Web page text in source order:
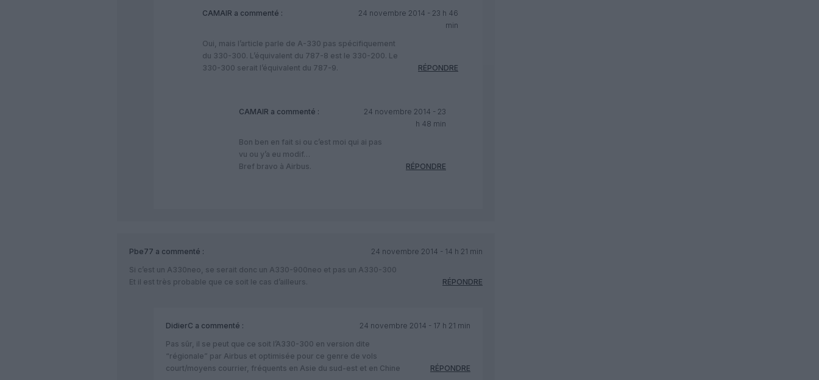
CAMAIR a commenté :
24 novembre 2014 - 23 h 46
min
Oui, mais l’article parle de A-330 pas spécifiquement
du 330-300. L’équivalent du 787-8 est le 330-200. Le
330-300 serait l’équivalent du 787-9.
RÉPONDRE
CAMAIR a commenté :
24 novembre 2014 - 23
h 48 min
Bon ben en fait si ou c’est moi qui ai pas
vu ou y’a eu modif…
Bref bravo à Airbus.
RÉPONDRE
Pbe77 a commenté :
24 novembre 2014 - 14 h 21 min
Si c’est un A330neo, se serait donc un A330-900neo et pas un A330-300
Et il est très probable que ce soit le cas d’ailleurs.
RÉPONDRE
DidierC a commenté :
24 novembre 2014 - 17 h 21 min
Pas sûr, il se peut que ce soit l’A330-300 en version dite
“régionale” par Airbus et optimisée pour ce genre de vols
court/moyens courrier, fréquents en Asie du sud-est et en Chine
RÉPONDRE